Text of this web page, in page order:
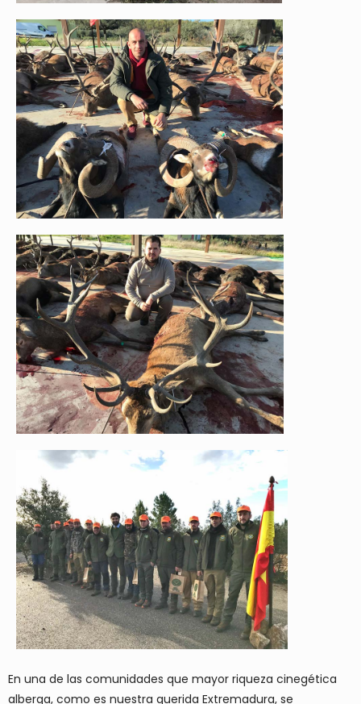
En una de las comunidades que mayor riqueza cinegética
alberga, como es nuestra querida Extremadura, se